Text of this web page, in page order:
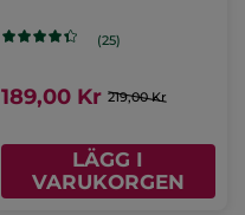
(25)
189,00 Kr 219,00 Kr
LÄGG I
VARUKORGEN